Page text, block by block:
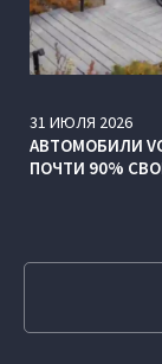
31 ИЮЛЯ 2026
АВТОМОБИЛИ
ПОЧТИ 90%